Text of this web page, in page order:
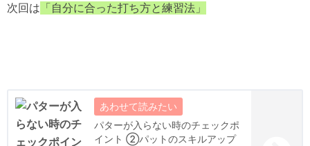
次回は 「自分に合った打ち方と練習法」
パターが入らない時のチェックポ
イント ②パットのスキルアップ